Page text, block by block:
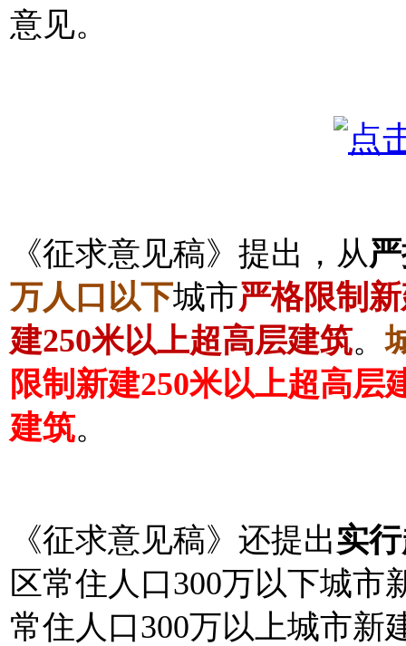
意见。
《征求意见稿》提出，从
万人口以下城市严格限制
建250米以上超高层建筑。
限制新建250米以上超高层
建筑。
《征求意见稿》还提出实
区常住人口300万以下城市
常住人口300万以上城市新